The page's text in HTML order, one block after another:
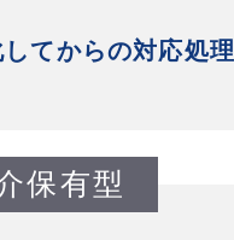
てからの対応処理
保有型